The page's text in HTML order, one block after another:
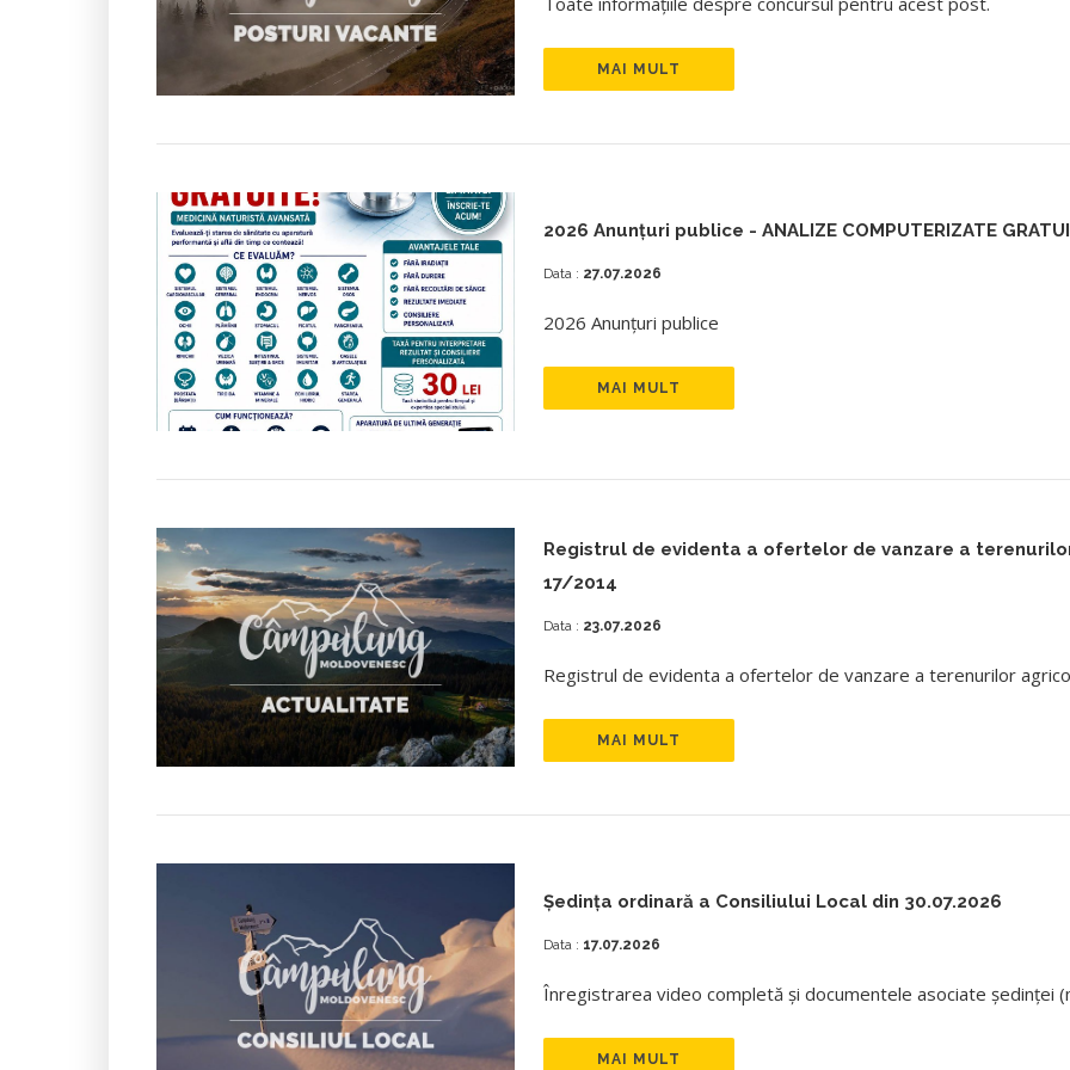
MAI MULT
2026 Anunțuri publice - ANALIZE COMPUTERIZATE
Data : 27.07.2026
2026 Anunțuri publice
MAI MULT
Registrul de evidenta a ofertelor de vanzare a
17/2014
Data : 23.07.2026
Registrul de evidenta a ofertelor de vanzare a terenurilor
MAI MULT
Ședința ordinară a Consiliului Local din 30.07.2026
Data : 17.07.2026
Înregistrarea video completă și documentele asociate ședinței
MAI MULT